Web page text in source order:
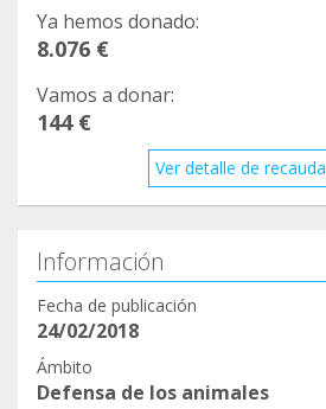
Ya hemos donado:
8.076 €
Vamos a donar:
144 €
Ver detalle de
Información
Fecha de publicación
24/02/2018
Ámbito
Defensa de los animales